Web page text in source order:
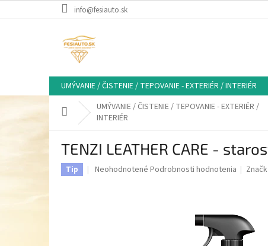
na
info@fesiauto.sk
UMÝVANIE / ČISTENIE / TEPOVANIE - EXTERIÉR / INTERIÉR
DomovUMÝVANIE / ČISTENIE / TEPOVANIE - EXTERIÉR /
INTERIÉR
TENZI LEATHER CARE -
Tip
Priemerné
Neohodnotené Podrobnosti hodnotenia